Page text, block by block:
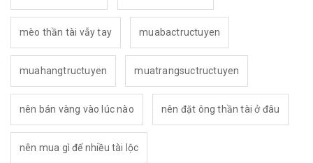
mèo thần tài vẫy tay muabactructuyen
muahangtructuyen muatrangsuctructuyen
nên bán vàng vào lúc nào nên đặt ông thần tài ở đâu
nên mua gì để nhiều tài lộc